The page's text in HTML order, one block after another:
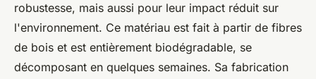
robustesse, mais aussi pour leur impact réduit sur
l'environnement. Ce matériau est fait à partir de fibres
de bois et est entièrement biodégradable, se
décomposant en quelques semaines. Sa fabrication